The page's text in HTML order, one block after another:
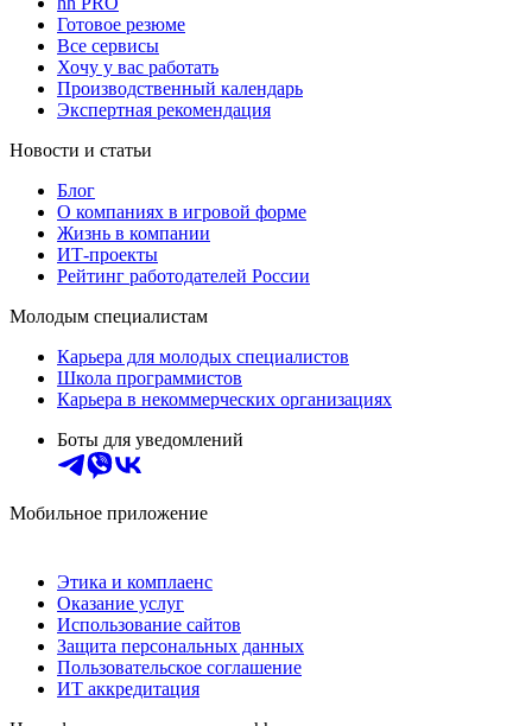
Готовое резюме
Все сервисы
Хочу у вас работать
Производственный календарь
Экспертная рекомендация
Новости и статьи
Блог
О компаниях в игровой форме
Жизнь в компании
ИТ-проекты
Рейтинг работодателей России
Молодым специалистам
Карьера для молодых специалистов
Школа программистов
Карьера в некоммерческих организациях
Боты для уведомлений
Мобильное приложение
Этика и комплаенс
Оказание услуг
Использование сайтов
Защита персональных данных
Пользовательское соглашение
ИТ аккредитация